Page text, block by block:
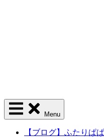
Menu
【ブログ】ふたりぱ